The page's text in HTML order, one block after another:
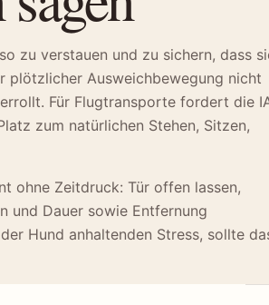
zu verstauen und zu sichern, dass
plötzlicher Ausweichbewegung nicht
Für Flugtransporte fordert die
zum natürlichen Stehen, Sitzen,
ohne Zeitdruck: Tür offen lassen,
und Dauer sowie Entfernung
Hund anhaltenden Stress, sollte